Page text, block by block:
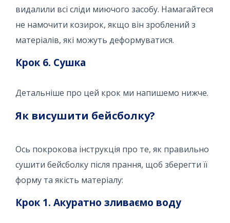
видалили всі сліди миючого засобу. Намагайтеся
не намочити козирок, якщо він зроблений з
матеріалів, які можуть деформуватися.
Крок 6. Сушка
Детальніше про цей крок ми напишемо нижче.
Як висушити бейсболку?
Ось покрокова інструкція про те, як правильно
сушити бейсболку після прання, щоб зберегти її
форму та якість матеріалу:
Крок 1. Акуратно зливаємо воду